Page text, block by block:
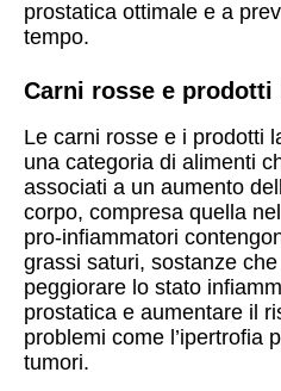
prostatica ottimale e a
tempo.
Carni rosse e prodotti
Le carni rosse e i prodotti
una categoria di alimenti
associati a un aumento
corpo, compresa quella
pro-infiammatori
grassi saturi, sostanze
peggiorare lo stato
prostatica e aumentare il
problemi come l’ipertrofia
tumori.